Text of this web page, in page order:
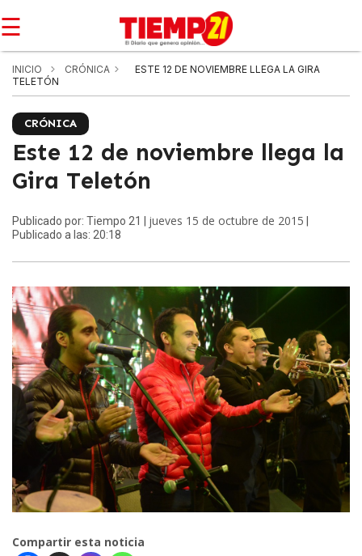
☰
INICIO CRÓNICA
ESTE 12 DE NOVIEMBRE LLEGA LA GIRA
TELETÓN
CRÓNICA
Este 12 de noviembre llega la
Gira Teletón
Publicado por: Tiempo 21 | jueves 15 de octubre de 2015
Publicado a las: 20:18
Compartir esta noticia